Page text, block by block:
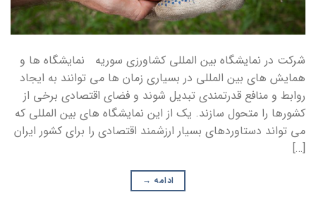
شرکت در نمایشگاه بین المللی کشاورزی سوریه نمایشگاه ها و
همایش های بین المللی در بسیاری زمان ها می توانند به ایجاد
روابط و منافع قدرتمندی تبدیل شوند و فضای اقتصادی برخی از
کشورها را متحول سازند. یک از این نمایشگاه های بین المللی که
می تواند دستاوردهای بسیار ارزشمند اقتصادی را برای کشور ایران
[…]
ادامه →